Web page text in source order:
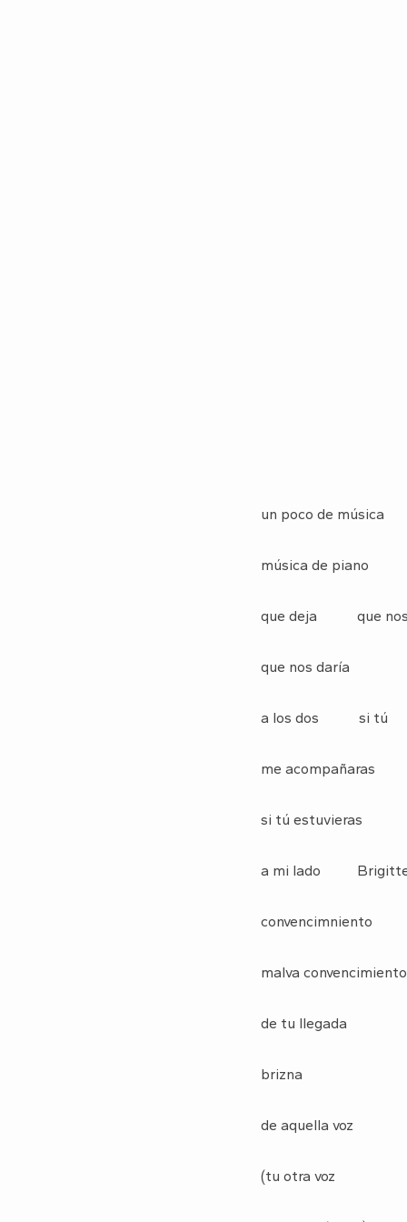
un poco de música
música de piano
que deja que nos
que nos daría
a los dos si tú
me acompañaras
si tú estuvieras
a mi lado
convencimniento
malva convencimiento
de tu llegada
brizna
de aquella voz
(tu otra voz